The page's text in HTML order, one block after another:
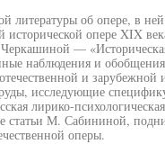
литературы об опере, в
исторической опере XIX
—
наблюдения и
и
исследующие
лирико-
статьи М. Сабининой,
оперы.